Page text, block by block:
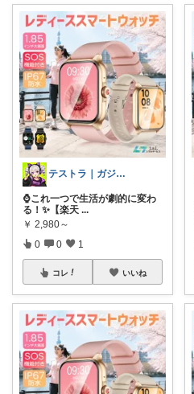
テストラ｜ガジェット・家電
⌚️これ一つで生活が劇的に変わ
る！✨【楽天 ...
￥ 2,980～
0 0 1
コレ いいね